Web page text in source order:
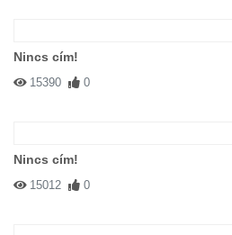
Nincs cím!
15390 0
Nincs cím!
15012 0